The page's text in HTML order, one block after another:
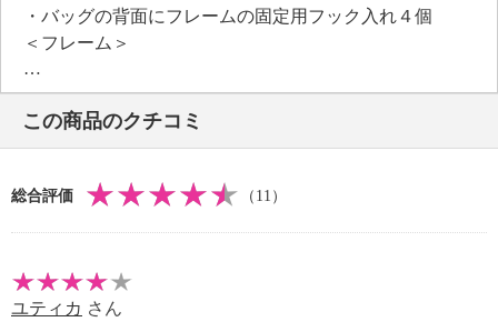
・バッグの背面にフレームの固定用フック入れ４個
＜フレーム＞
・伸縮式持ち手：１本
・キャスター：４輪
・背面フック：４個（固定フック、可動式フック各
２）
・外側：ポリエステル、合成皮革
・内側：ポリエステル
・パイプ：アルミニウム
・キャスター：ブタジエン
この商品のクチコミ
総合評価 （11）
ユティカ さん